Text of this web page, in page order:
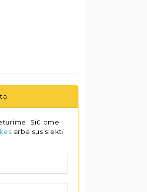
Siūlome
arba susisiekti